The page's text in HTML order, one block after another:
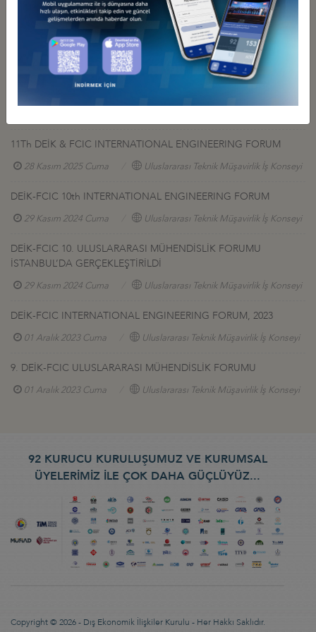
gerçekleşecek toplantıdabaşvuru sırası dikkate alınacaktır.
Program ve ayrıntılı bilgi,www.fdief2014.comsitesinde yer
almaktadır.
11Th DEİK & FCIC INTERNATIONAL ENGINEERING FORUM
28 Kasım 2025 Cuma Uluslararası Teknik Müşavirlik İş Konseyi
DEİK-FCIC 10th INTERNATIONAL ENGINEERING FORUM
29 Kasım 2024 Cuma Uluslararası Teknik Müşavirlik İş Konseyi
DEİK-FCIC 10. ULUSLARARASI MÜHENDİSLİK FORUMU
İSTANBUL’DA GERÇEKLEŞTİRİLDİ
29 Kasım 2024 Cuma Uluslararası Teknik Müşavirlik İş Konseyi
DEİK-FCIC INTERNATIONAL ENGINEERING FORUM, 2023
01 Aralık 2023 Cuma Uluslararası Teknik Müşavirlik İş Konseyi
9. DEİK-FCIC ULUSLARARASI MÜHENDİSLİK FORUMU
01 Aralık 2023 Cuma Uluslararası Teknik Müşavirlik İş Konseyi
92 KURUCU KURULUŞUMUZ VE KURUMSAL
ÜYELERİMİZ İLE ÇOK DAHA GÜÇLÜYÜZ...
Copyright © 2026 - Dış Ekonomik İlişkiler Kurulu - Her Hakkı Saklıdır.